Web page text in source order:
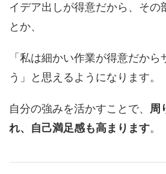
イデア出しが得意だから、その
とか、
「私は細かい作業が得意だか
う」と思えるようになります。
自分の強みを活かすことで、 周
れ、自己満足感も高まります。